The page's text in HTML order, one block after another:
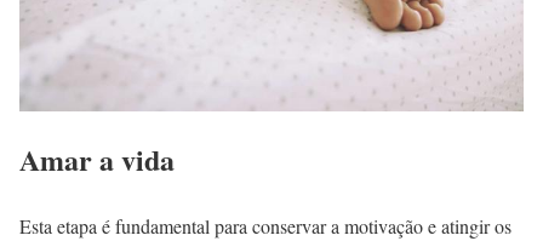
Amar a vida
Esta etapa é fundamental para conservar a motivação e atingir os